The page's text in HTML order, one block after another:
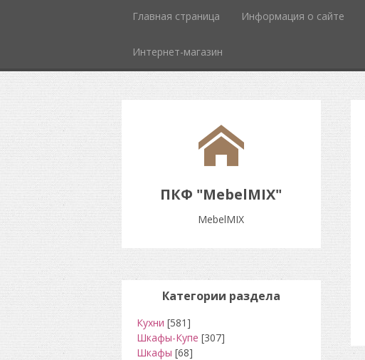
Главная страница Информация о сайте
Интернет-магазин
ПКФ "MebelMIX"
MebelMIX
Категории раздела
Кухни [581]
Шкафы-Купе [307]
Шкафы [68]